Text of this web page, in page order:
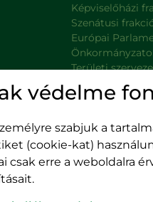
Képviselőházi
Szenátusi
Európai
Területi
Platformok
védelme
szabjuk a
(cookie-kat)
csak erre a weboldalra